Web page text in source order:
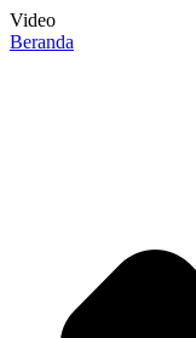
Video
Beranda